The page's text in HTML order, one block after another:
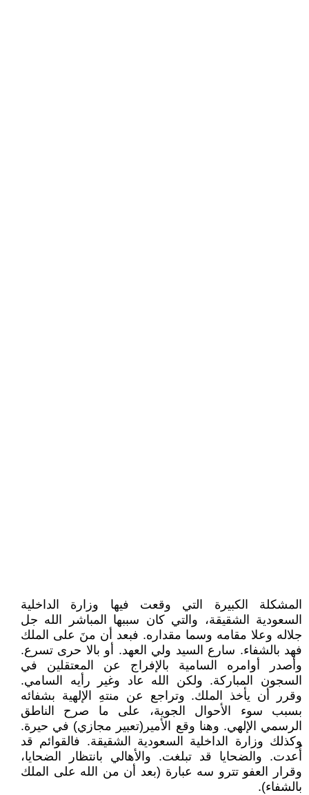
المشكلة الكبيرة التي وقعت فيها وزارة الداخلية
السعودية الشقيقة، والتي كان سببها المباشر الله جل
جلاله وعلا مقامه وسما مقداره. فبعد أن منَ على الملك
فهد بالشفاء. سارع السيد ولي العهد. أو بالا حرى تسرع.
وأصدر أوامره السامية بالإفراج عن المعتقلين في
السجون المباركة. ولكن الله عاد وغير رأيه السامي.
وقرر أن يأخذ الملك. وتراجع عن منتهِ الإلهية بشفائه
بسبب سوء الأحوال الجوية، على ما صرح الناطق
الرسمي الإلهي. وهنا وقع الأمير(تعبير مجازي) في حيرة.
وكذلك وزارة الداخلية السعودية الشقيقة. فالقوائم قد
أُعدت. والضحايا قد تبلغت. والأهالي بانتظار الضحايا،
وقرار العفو تترو سه عبارة (بعد أن من الله على الملك
بالشفاء).